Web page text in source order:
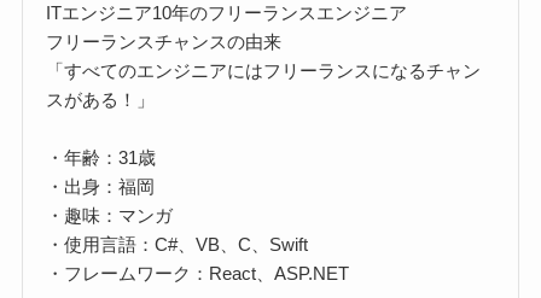
ITエンジニア10年のフリーランスエンジニア
フリーランスチャンスの由来
「すべてのエンジニアにはフリーランスになるチャン
スがある！」
・年齢：31歳
・出身：福岡
・趣味：マンガ
・使用言語：C#、VB、C、Swift
・フレームワーク：React、ASP.NET